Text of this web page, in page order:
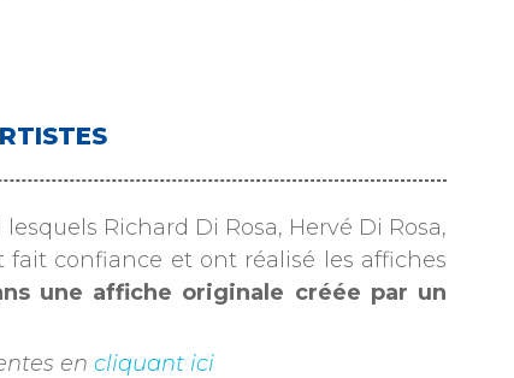
Richard Di Rosa, Hervé Di Rosa,
fait confiance et ont réalisé les affiches
une affiche originale créée par un
en cliquant ici